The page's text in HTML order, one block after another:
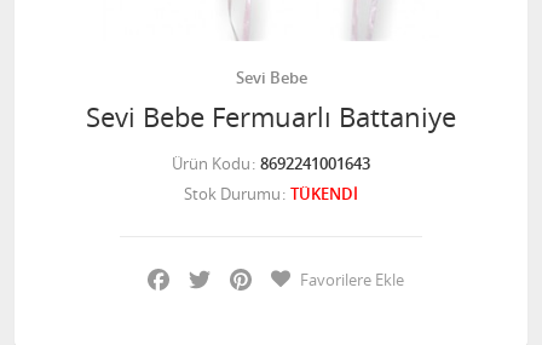
Sevi Bebe
Sevi Bebe Fermuarlı Battaniye
Ürün Kodu 8692241001643
Stok Durumu TÜKENDİ
Facebook
Twitter PinterestFavorilere Ekle